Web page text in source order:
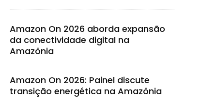
Amazon On 2026 aborda expansão
da conectividade digital na
Amazônia
Amazon On 2026: Painel discute
transição energética na Amazônia